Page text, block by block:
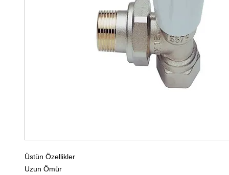
Üstün Özellikler
Uzun Ömür